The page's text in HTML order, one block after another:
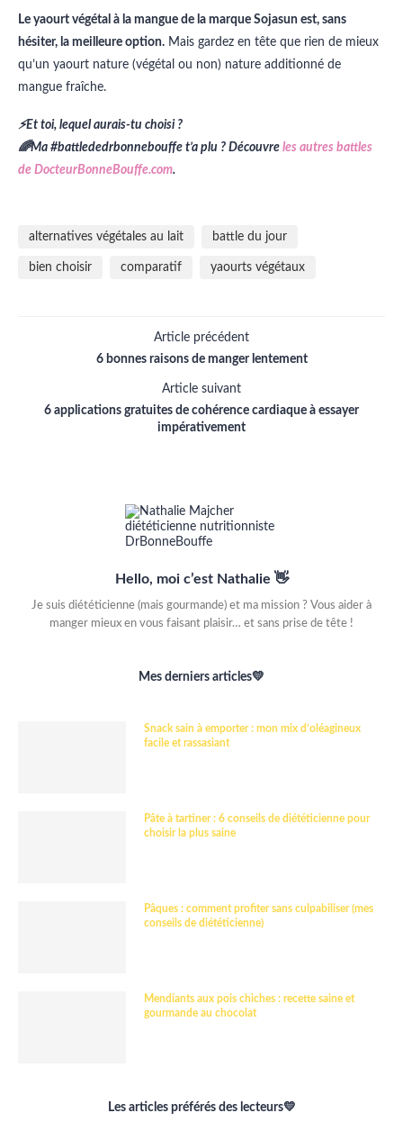
Le yaourt végétal à la mangue de la marque Sojasun est, sans
hésiter, la meilleure option. Mais gardez en tête que rien de mieux
qu’un yaourt nature (végétal ou non) nature additionné de
mangue fraîche.
⚡Et toi, lequel aurais-tu choisi ?
🌈Ma #battlededrbonnebouffe t’a plu ? Découvre les autres battles
de DocteurBonneBouffe.com.
alternatives végétales au lait battle du jour
bien choisir comparatif yaourts végétaux
Article précédent
6 bonnes raisons de manger lentement
Article suivant
6 applications gratuites de cohérence cardiaque à essayer
impérativement
Hello, moi c’est Nathalie 👋
Je suis diététicienne (mais gourmande) et ma mission ? Vous aider à
manger mieux en vous faisant plaisir… et sans prise de tête !
Mes derniers articles💛
Snack sain à emporter : mon mix d’oléagineux
facile et rassasiant
Pâte à tartiner : 6 conseils de diététicienne pour
choisir la plus saine
Pâques : comment profiter sans culpabiliser (mes
conseils de diététicienne)
Mendiants aux pois chiches : recette saine et
gourmande au chocolat
Les articles préférés des lecteurs💛